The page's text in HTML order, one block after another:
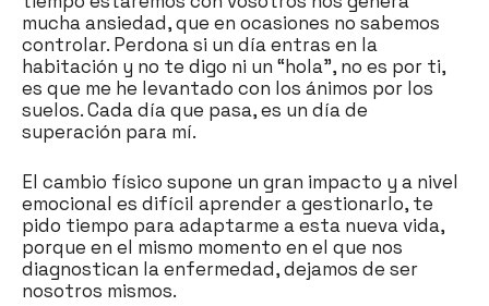
mucha ansiedad, que en ocasiones no sabemos
controlar. Perdona si un día entras en la
habitación y no te digo ni un “hola”, no es por ti,
es que me he levantado con los ánimos por los
suelos. Cada día que pasa, es un día de
superación para mí.
El cambio físico supone un gran impacto y a nivel
emocional es difícil aprender a gestionarlo, te
pido tiempo para adaptarme a esta nueva vida,
porque en el mismo momento en el que nos
diagnostican la enfermedad, dejamos de ser
nosotros mismos.